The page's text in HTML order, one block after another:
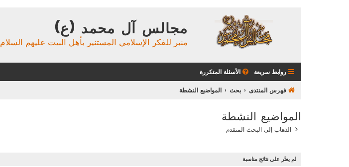
مجالس آل محمد (ع)
منبر للفكر الإسلامي المستنير بأهل البيت عليهم السلام
روابط سريعة الأسئلة المتكررة
فهرس المنتدى بحث المواضيع النشطة
المواضيع النشطة
الذهاب إلى البحث المتقدم
لم يعثَر على نتائج مناسبة